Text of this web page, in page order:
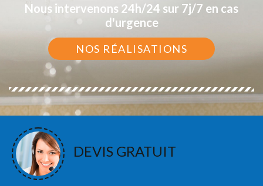
Nous intervenons 24h/24 sur 7j/7 en cas
d'urgence
NOS RÉALISATIONS
DEVIS GRATUIT